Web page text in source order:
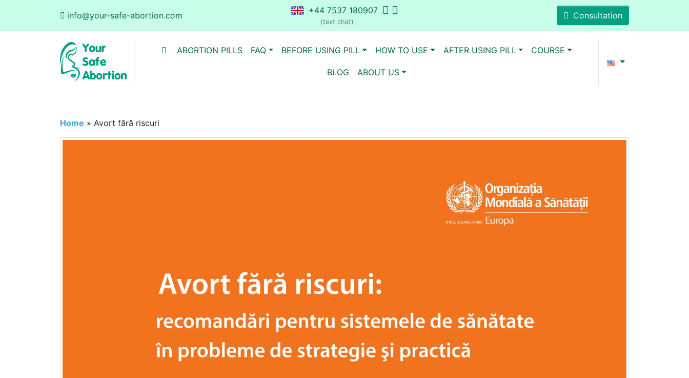
info@your-safe-abortion.com +44 7537 180907
(text chat)
Consultation
ABORTION PILLS FAQ BEFORE USING PILL HOW TO USE AFTER USING PILL COURSE
BLOG ABOUT US
Home » Avort fără riscuri